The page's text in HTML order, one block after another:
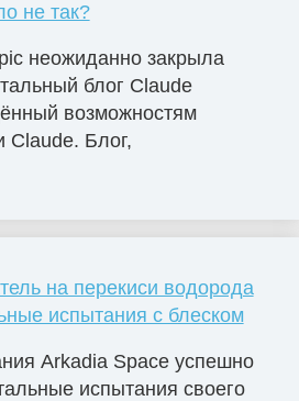
не так?
неожиданно закрыла
блог Claude
возможностям
Claude. Блог,
на перекиси водорода
испытания с блеском
Arkadia Space успешно
испытания своего